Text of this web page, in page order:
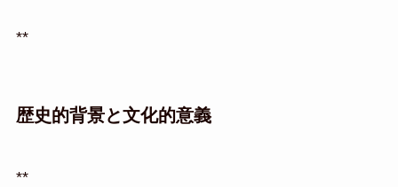
**
歴史的背景と文化的意義
**